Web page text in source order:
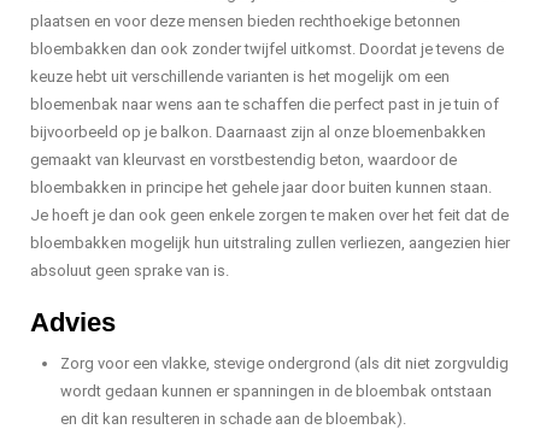
plaatsen en voor deze mensen bieden rechthoekige betonnen
bloembakken dan ook zonder twijfel uitkomst. Doordat je tevens de
keuze hebt uit verschillende varianten is het mogelijk om een
bloemenbak naar wens aan te schaffen die perfect past in je tuin of
bijvoorbeeld op je balkon. Daarnaast zijn al onze bloemenbakken
gemaakt van kleurvast en vorstbestendig beton, waardoor de
bloembakken in principe het gehele jaar door buiten kunnen staan.
Je hoeft je dan ook geen enkele zorgen te maken over het feit dat de
bloembakken mogelijk hun uitstraling zullen verliezen, aangezien hier
absoluut geen sprake van is.
Advies
Zorg voor een vlakke, stevige ondergrond (als dit niet zorgvuldig
wordt gedaan kunnen er spanningen in de bloembak ontstaan
en dit kan resulteren in schade aan de bloembak).